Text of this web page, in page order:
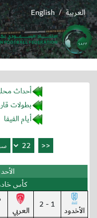
English / العربية
أحداث
بطولات
أيام الفيفا
الأحد 22-09-2024
كأس
الأخدود 1 - 2 العربي